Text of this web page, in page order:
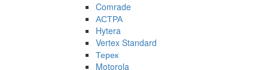
Comrade
АСТРА
Hytera
Vertex Standard
Терек
Motorola